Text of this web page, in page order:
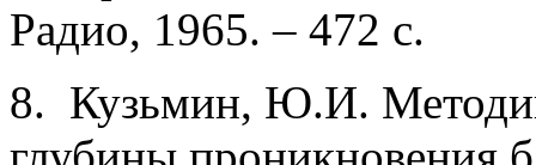
Радио, 1965. – 472 с.
8. Кузьмин, Ю.И.